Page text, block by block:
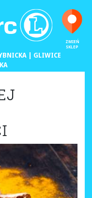
ZMIEŃ
SKLEP
| GLIWICE